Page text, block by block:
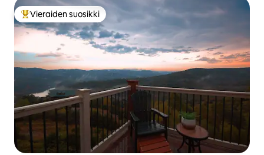
Vieraiden suosikkien parhaimmistoa
Vieraiden suosikki